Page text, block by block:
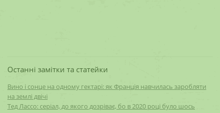
Останні замітки та статейки
Вино і сонце на одному гектарі: як Франція навчилась заробляти
на землі двічі
Тед Лассо: серіал, до якого дозріває, бо в 2020 році було шось